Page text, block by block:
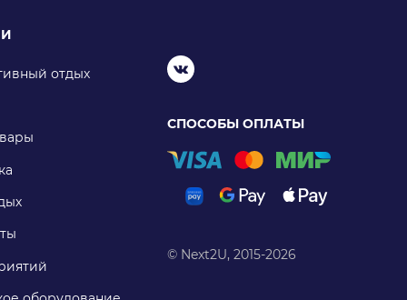
отдых
СПОСОБЫ ОПЛАТЫ
© Next2U, 2015-2026